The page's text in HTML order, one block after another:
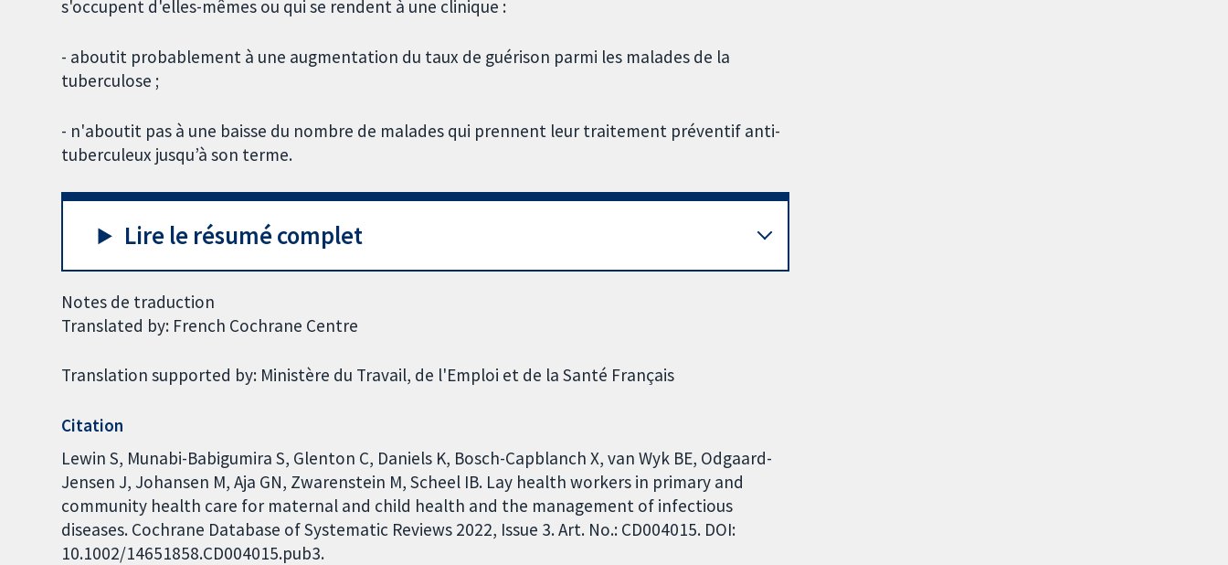
s'occupent d'elles-mêmes ou qui se rendent à une clinique :
- aboutit probablement à une augmentation du taux de guérison parmi les malades de la
tuberculose ;
- n'aboutit pas à une baisse du nombre de malades qui prennent leur traitement préventif anti-
tuberculeux jusqu’à son terme.
Lire le résumé complet
Notes de traduction
Translated by: French Cochrane Centre
Translation supported by: Ministère du Travail, de l'Emploi et de la Santé Français
Citation
Lewin S, Munabi-Babigumira S, Glenton C, Daniels K, Bosch-Capblanch X, van Wyk BE, Odgaard-
Jensen J, Johansen M, Aja GN, Zwarenstein M, Scheel IB. Lay health workers in primary and
community health care for maternal and child health and the management of infectious
diseases. Cochrane Database of Systematic Reviews 2022, Issue 3. Art. No.: CD004015. DOI:
10.1002/14651858.CD004015.pub3.